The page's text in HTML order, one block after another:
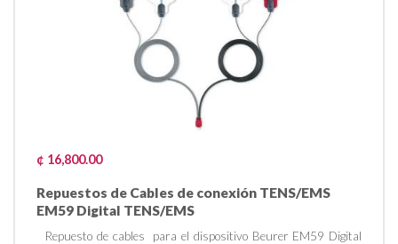
¢ 16,800.00
Repuestos de Cables de conexión TENS/EMS
EM59 Digital TENS/EMS
Repuesto de cables para el dispositivo Beurer EM59 Digital